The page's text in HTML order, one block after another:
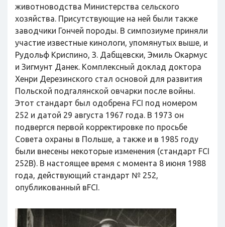
животноводства Министерства сельского
хозяйства. Присутствующие на ней были также
заводчики Гончей породы. В симпозиуме приняли
участие известные кинологи, упомянутых выше, и
Рудольф Криспино, З. Дабщевски, Эмиль Окармус
и Зигмунт Данек. Комплексный доклад доктора
Хенри Дерезинского стал основой для развития
Польской подгалянской овчарки после войны.
Этот стандарт был одобрена FCI под номером
252 и датой 29 августа 1967 года. В 1973 он
подвергся первой корректировке по просьбе
Совета охраны в Польше, а также и в 1985 году
были внесены некоторые изменения (стандарт FCI
252B). В настоящее время с момента 8 июня 1988
года, действующий стандарт № 252,
опубликованный вFCI.